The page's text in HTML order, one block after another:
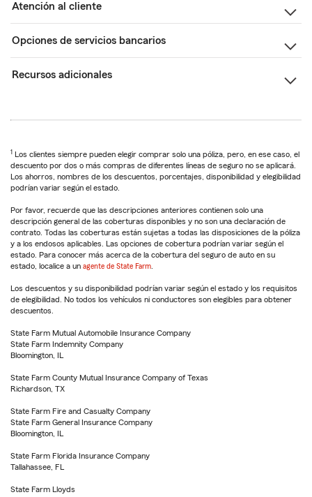
Atención al cliente
Opciones de servicios bancarios
Recursos adicionales
1 Los clientes siempre pueden elegir comprar solo una póliza, pero, en ese caso, el
descuento por dos o más compras de diferentes líneas de seguro no se aplicará.
Los ahorros, nombres de los descuentos, porcentajes, disponibilidad y elegibilidad
podrían variar según el estado.
Por favor, recuerde que las descripciones anteriores contienen solo una
descripción general de las coberturas disponibles y no son una declaración de
contrato. Todas las coberturas están sujetas a todas las disposiciones de la póliza
y a los endosos aplicables. Las opciones de cobertura podrían variar según el
estado. Para conocer más acerca de la cobertura del seguro de auto en su
estado, localice a un agente de State Farm
Los descuentos y su disponibilidad podrían variar según el estado y los requisitos
de elegibilidad. No todos los vehículos ni conductores son elegibles para obtener
descuentos.
State Farm Mutual Automobile Insurance Company
State Farm Indemnity Company
Bloomington, IL
State Farm County Mutual Insurance Company of Texas
Richardson, TX
State Farm Fire and Casualty Company
State Farm General Insurance Company
Bloomington, IL
State Farm Florida Insurance Company
Tallahassee, FL
State Farm Lloyds